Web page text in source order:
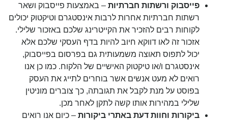
פייסבוק ורשתות חברתיות – באמצעות פייסבוק ושאר
רשתות חברתיות אחרות לרבות אינסטגרם וטיקטוק יכולים
לקוחות רבים להזכיר את הקייטרינג שלכם באזכור שלילי.
אזכור זה לאו דווקא חיוב להיות בדף העסקי שלכם אלא
יכול לתפוס תאוצה משמעותית גם בפרסום בפייסבוק,
אינסטגרם ו/או טיקטוק האישיים של הלקוח. כמו כן אנו
רואים לא מעט אנשים אשר בוחרים לתייג את העסק
בפוסט על מנת לקבל את תגובתה, כך צוברים מוניטין
שלילי במהירות אותו קשה לתקן לאחר מכן.
ביקורות וחוות דעת באתרי ביקורות – כיום אנו רואים